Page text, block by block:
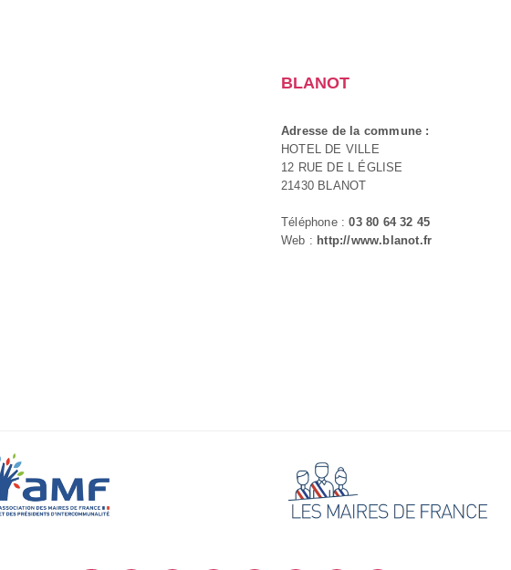
BLANOT
Adresse de la commune :
HOTEL DE VILLE
12 RUE DE L ÉGLISE
21430 BLANOT
Téléphone :03 80 64 32 45
Web : http://www.blanot.fr